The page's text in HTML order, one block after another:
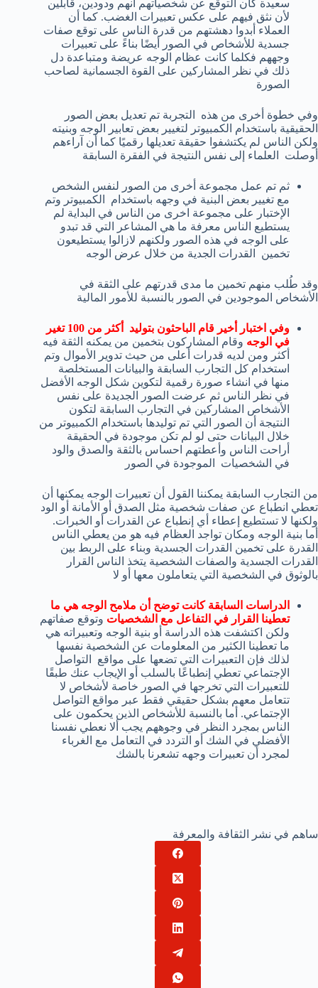
سعيدة كان التوقع عن شخصياتهم أنهم ودودين، قابلين
لأن نثق فيهم على عكس تعبيرات الغضب. كما أن
العملاء أبدوا دهشتهم من قدرة الناس على توقع صفات
جسدية للأشخاص في الصور أيضًا بناءً على تعبيرات
وجههم فكلما كانت عظام الوجه عريضة ومتباعدة دل
ذلك في نظر المشاركين على القوة الجسمانية لصاحب
الصورة
وفي خطوة أخرى من هذه التجربة تم تعديل بعض الصور
الحقيقية باستخدام الكمبيوتر لتغيير بعض تعابير الوجه وبنيته
ولكن الناس لم يكتشفوا حقيقة تعديلها رقميًا كما أن آراءهم
أوصلت العلماء إلى نفس النتيجة في الفقرة السابقة
ثم تم عمل مجموعة أخرى من الصور لنفس الشخص
مع تغيير بعض البنية في وجهه باستخدام الكمبيوتر وتم
الإختبار على مجموعة اخرى من الناس في البداية لم
يستطيع الناس معرفة ما هي المشاعر التي قد تبدو
على الوجه في هذه الصور ولكنهم لازالوا يستطيعون
تخمين القدرات الجدية من خلال عرض الوجه
وقد طُلب منهم تخمين ما مدى قدرتهم على الثقة في
الأشخاص الموجودين في الصور بالنسبة للأمور المالية
وفي اختبار أخير قام الباحثون بتوليد أكثر من 100 تغير
في الوجه وقام المشاركون بتخمين من يمكنه الثقة فيه
أكثر ومن لديه قدرات أعلى من حيث تدوير الأموال وتم
استخدام كل التجارب السابقة والبيانات المستخلصة
منها في انشاء صورة رقمية لتكوين شكل الوجه الأفضل
في نظر الناس ثم عرضت الصور الجديدة على نفس
الأشخاص المشاركين في التجارب السابقة لتكون
النتيجة أن الصور التي تم توليدها باستخدام الكمبيوتر من
خلال البيانات حتى لو لم تكن موجودة في الحقيقة
أراحت الناس وأعطتهم احساس بالثقة والصدق والود
في الشخصيات الموجودة في الصور
من التجارب السابقة يمكننا القول أن تعبيرات الوجه يمكنها أن
تعطي انطباع عن صفات شخصية مثل الصدق أو الأمانة أو الود
ولكنها لا تستطيع إعطاء أي إنطباع عن القدرات أو الخبرات.
أما بنية الوجه ومكان تواجد العظام فيه هو من يعطي الناس
القدرة على تخمين القدرات الجسدية وبناء على الربط بين
القدرات الجسدية والصفات الشخصية يتخذ الناس القرار
بالوثوق في الشخصية التي يتعاملون معها أو لا
الدراسات السابقة كانت توضح أن ملامح الوجه هي ما
تعطينا القرار في التفاعل مع الشخصيات وتوقع صفاتهم
ولكن اكتشفت هذه الدراسة أو بنية الوجه وتعبيراته هي
ما تعطينا الكثير من المعلومات عن الشخصية نفسها
لذلك فإن التعبيرات التي تضعها على مواقع التواصل
الإجتماعي تعطي إنطباعًا بالسلب أو الإيجاب عنك طبقًا
للتعبيرات التي تخرجها في الصور خاصة لأشخاص لا
تتعامل معهم بشكل حقيقي فقط عبر مواقع التواصل
الإجتماعي. أما بالنسبة للأشخاص الذين يحكمون على
الناس بمجرد النظر في وجوههم يجب ألا نعطي نفسنا
الأفضلي في الشك أو التردد في التعامل مع الغرباء
لمجرد أن تعبيرات وجهه تشعرنا بالشك
ساهم في نشر الثقافة والمعرفة